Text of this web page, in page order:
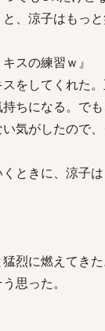
、涼子はもっ
スの練習ｗ』
をしてくれた
ちになる。で
気がしたので、
ときに、涼子
烈に燃えてき
思った。